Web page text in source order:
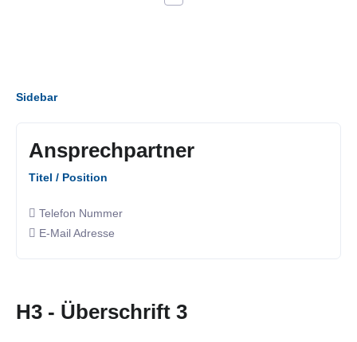
Sidebar
Ansprechpartner
Titel / Position
Telefon Nummer
E-Mail Adresse
H3 - Überschrift 3